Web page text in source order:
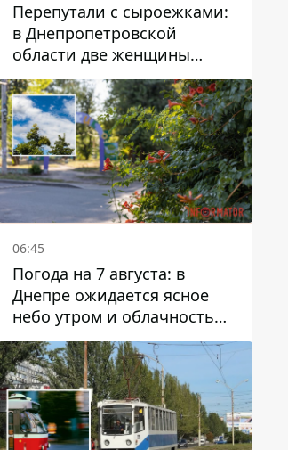
Перепутали с сыроежками:
в Днепропетровской
области две женщины
отравились грибами
06:45
Погода на 7 августа: в
Днепре ожидается ясное
небо утром и облачность
после обеда